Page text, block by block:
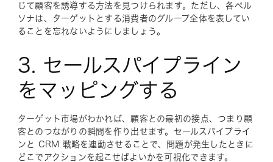
じて顧客を誘導する方法を見つけられます。ただし、各ペル
ソナは、ターゲットとする消費者のグループ全体を表してい
ることを忘れないようにしましょう。
3. セールスパイプライン
をマッピングする
ターゲット市場がわかれば、顧客との最初の接点、つまり顧
客とのつながりの瞬間を作り出せます。セールスパイプライ
ンと CRM 戦略を連動させることで、問題が発生したときに
どこでアクションを起こせばよいかを可視化できます。